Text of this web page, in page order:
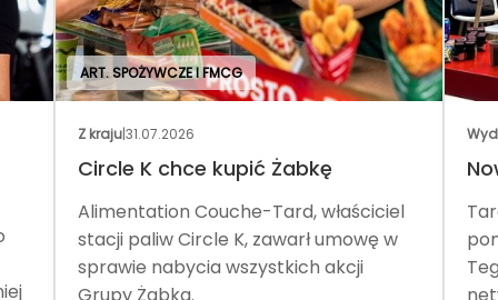
ART. SPOŻYWCZE I FMCG
Z kraju|31.07.2026
Circle K chce kupić Żabkę
Alimentation Couche-Tard, właściciel
stacji paliw Circle K, zawarł umowę w
sprawie nabycia wszystkich akcji